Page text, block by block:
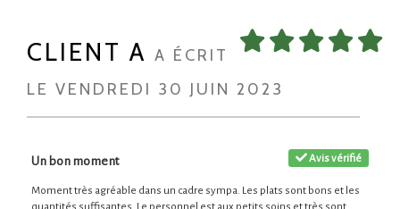
CLIENT A A ÉCRIT
LE VENDREDI 30 JUIN 2023
Avis vérifié
Un bon moment
Moment très agréable dans un cadre sympa. Les plats sont bons et les